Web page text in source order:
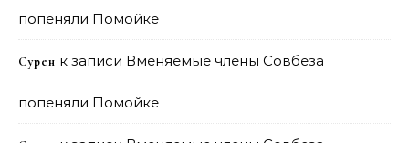
попеняли Помойке
Сурен к записи Вменяемые члены Совбеза
попеняли Помойке